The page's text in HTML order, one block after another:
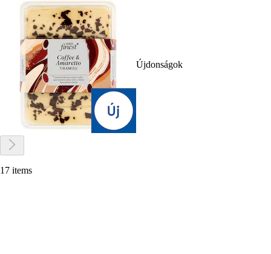
Újdonságok
17 items